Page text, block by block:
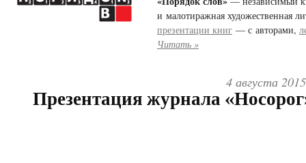
и малотиражная художественная
презентации книг — с авторами,
Читать »
4 августа
Презентация журнала